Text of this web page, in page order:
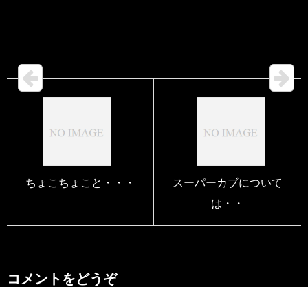
ちょこちょこと・・・
スーパーカブについて
は・・
コメントをどうぞ